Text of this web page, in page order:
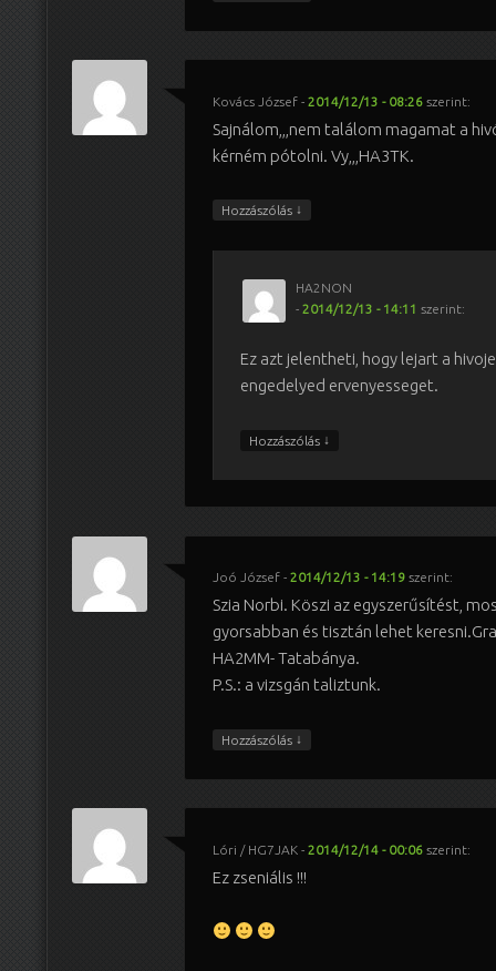
Kovács József- 2014/12/13 - 08:26 szerint:
Sajnálom,,,nem találom magamat a
kérném pótolni. Vy,,,HA3TK.
Hozzászólás ↓
HA2NON
- 2014/12/13 - 14:11 szerint:
Ez azt jelentheti, hogy lejart a
engedelyed ervenyesseget.
Hozzászólás ↓
Joó József- 2014/12/13 - 14:19 szerint:
Szia Norbi. Köszi az egyszerűsítést,
gyorsabban és tisztán lehet
HA2MM- Tatabánya.
P.S.: a vizsgán taliztunk.
Hozzászólás ↓
Lóri / HG7JAK- 2014/12/14 - 00:06 szerint:
Ez zseniális !!!